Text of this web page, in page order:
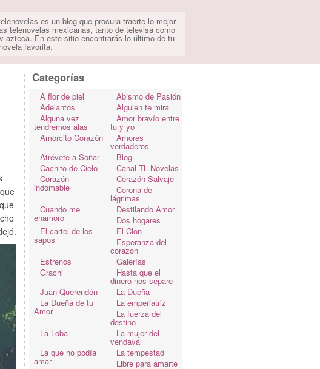
es un blog que procura traerte lo mejor
telenovelas mexicanas, tanto de televisa como
azteca. En este sitio encontrarás lo último de tu
favorita.
Categorías
A flor de piel
Abismo de Pasión
Adelantos
Alguien te mira
Alguna vez
tendremos alas
Amor bravío entre
tu y yo
Amorcito Corazón
Amores
verdaderos
Atrévete a Soñar
Blog
Cachito de Cielo
Canal TL Novelas
Corazón
indomable
Corazón Salvaje
Corona de
lágrimas
Cuando me
enamoro
Destilando Amor
Dos hogares
El cartel de los
sapos
El Clon
Esperanza del
corazon
Estrenos
Galerías
Grachi
Hasta que el
dinero nos separe
Juan Querendón
La Dueña
La Dueña de tu
Amor
La emperiatriz
La fuerza del
destino
La Loba
La mujer del
vendaval
La que no podía
amar
La tempestad
Libre para amarte